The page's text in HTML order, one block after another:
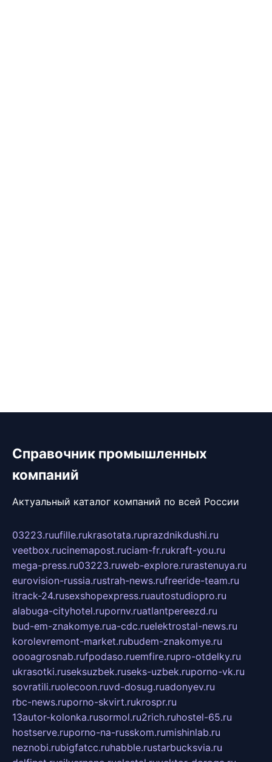
Справочник промышленных
компаний
Актуальный каталог компаний по всей России
03223.ruufille.rukrasotata.ruprazdnikdushi.ru
veetbox.rucinemapost.ruciam-fr.rukraft-you.ru
mega-press.ru03223.ruweb-explore.rurastenuya.ru
eurovision-russia.rustrah-news.rufreeride-team.ru
itrack-24.rusexshopexpress.ruautostudiopro.ru
alabuga-cityhotel.rupornv.ruatlantpereezd.ru
bud-em-znakomye.rua-cdc.ruelektrostal-news.ru
korolevremont-market.rubudem-znakomye.ru
oooagrosnab.rufpodaso.ruemfire.rupro-otdelky.ru
ukrasotki.ruseksuzbek.ruseks-uzbek.ruporno-vk.ru
sovratili.ruolecoon.ruvd-dosug.ruadonyev.ru
rbc-news.ruporno-skvirt.rukrospr.ru
13autor-kolonka.rusormol.ru2rich.ruhostel-65.ru
hostserve.ruporno-na-russkom.rumishinlab.ru
neznobi.rubigfatcc.ruhabble.rustarbucksvia.ru